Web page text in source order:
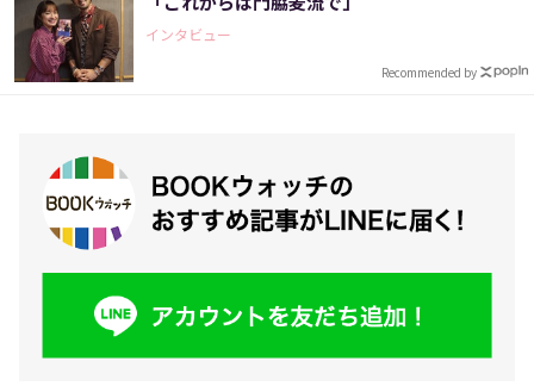
インタビュー
Recommended by